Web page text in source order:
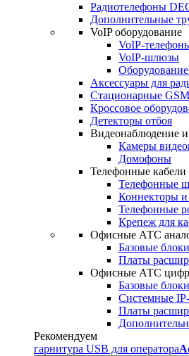
Радиотелефоны
Дополнительные
VoIP оборудование
VoIP-
VoIP-шлюзы
Аксессуары для
Стационарные
Кроссовое
Детекторы отбоя
Видеонаблюдение и
Камеры
Домофоны
Телефонные кабели
Телефонные
Коннекторы и
Телефонные
Крепеж для
Офисные АТС
Базовые
Платы
Офисные АТС
Базовые
Системные
Платы
Рекомендуем
гарнитура USB для оператора